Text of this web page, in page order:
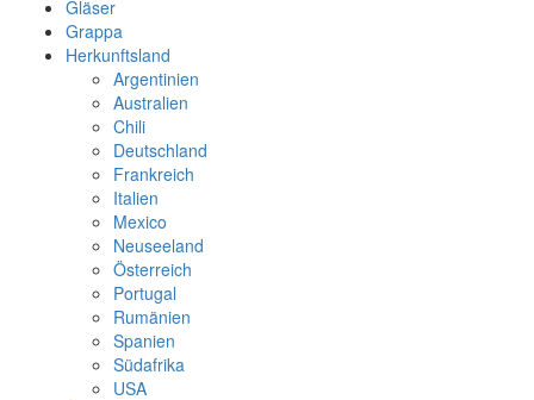
Gläser
Grappa
Herkunftsland
Argentinien
Australien
Chili
Deutschland
Frankreich
Italien
Mexico
Neuseeland
Österreich
Portugal
Rumänien
Spanien
Südafrika
USA